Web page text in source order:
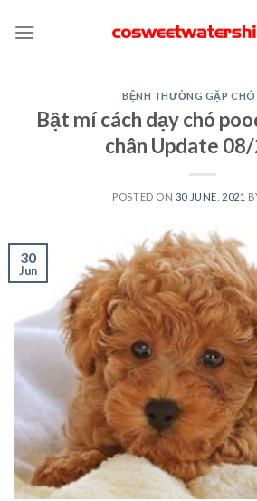
BỆNH THƯỜNG GẶP CHÓ
Bật mí cách dạy chó
chân Update
POSTED ON 30 JUNE, 2021
30
Jun